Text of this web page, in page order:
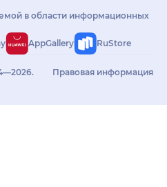
в области информационных
AppGallery RuStore
Правовая информация